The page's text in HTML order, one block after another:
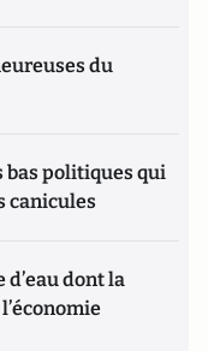
du
bas politiques qui
canicules
d’eau dont la